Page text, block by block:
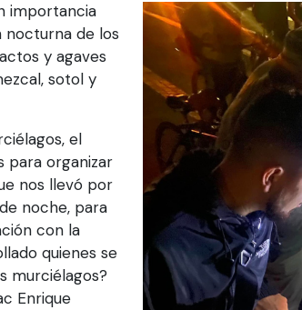
importancia
nocturna de los
y agaves
sotol y
el
para organizar
nos llevó por
noche, para
con la
quienes se
murciélagos?
Enrique